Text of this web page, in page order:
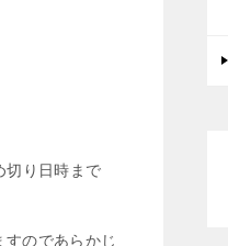
切り日時まで
のであらかじ